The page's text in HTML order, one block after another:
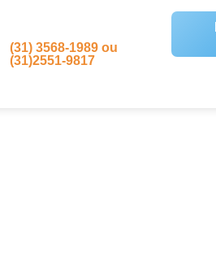
(31) 3568-1989 ou
(31)2551-9817